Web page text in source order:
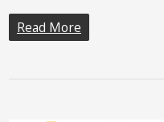
Read More